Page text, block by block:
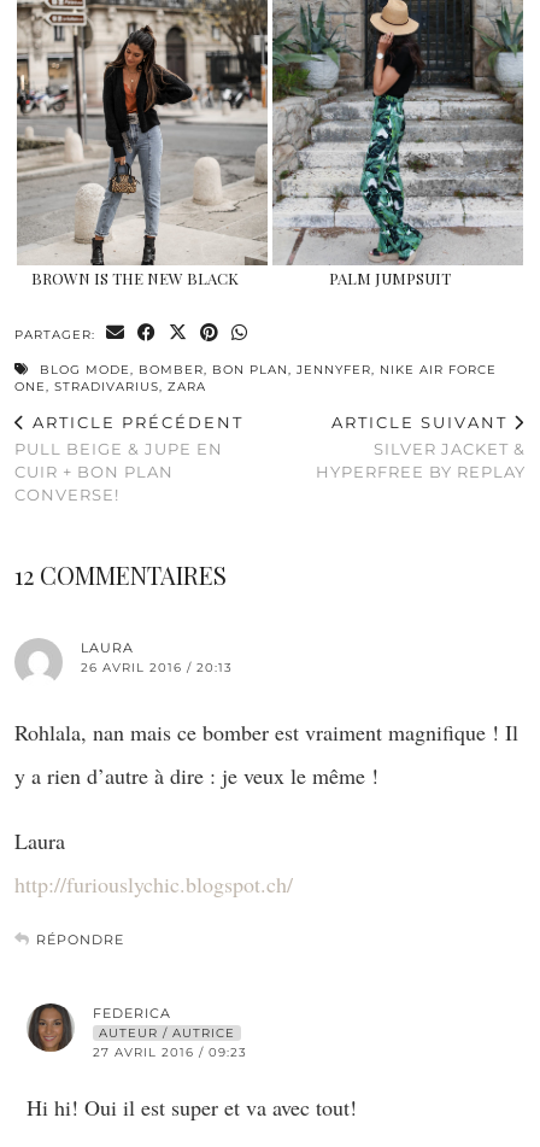
BROWN IS THE NEW BLACK PALM JUMPSUIT
PARTAGER:
BLOG MODE, BOMBER, BON PLAN, JENNYFER, NIKE AIR FORCE
ONE, STRADIVARIUS, ZARA
ARTICLE PRÉCÉDENT
PULL BEIGE & JUPE EN
CUIR + BON PLAN
CONVERSE!
ARTICLE SUIVANT
SILVER JACKET &
HYPERFREE BY REPLAY
12 COMMENTAIRES
LAURA
26 AVRIL 2016 / 20:13
Rohlala, nan mais ce bomber est vraiment magnifique ! Il
y a rien d’autre à dire : je veux le même !
Laura
http://furiouslychic.blogspot.ch/
RÉPONDRE
FEDERICA
AUTEUR / AUTRICE
27 AVRIL 2016 / 09:23
Hi hi! Oui il est super et va avec tout!